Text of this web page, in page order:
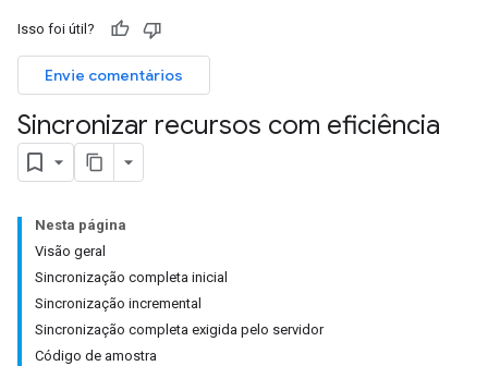
Isso foi útil?
Envie comentários
Sincronizar recursos com eficiência
Nesta página
Visão geral
Sincronização completa inicial
Sincronização incremental
Sincronização completa exigida pelo servidor
Código de amostra